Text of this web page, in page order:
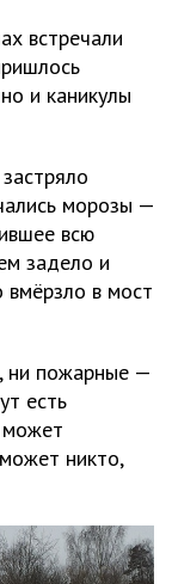
встречали
и каникулы
морозы —
всю
задело и
вмёрзло в мост
ни пожарные —
есть
может
никто,